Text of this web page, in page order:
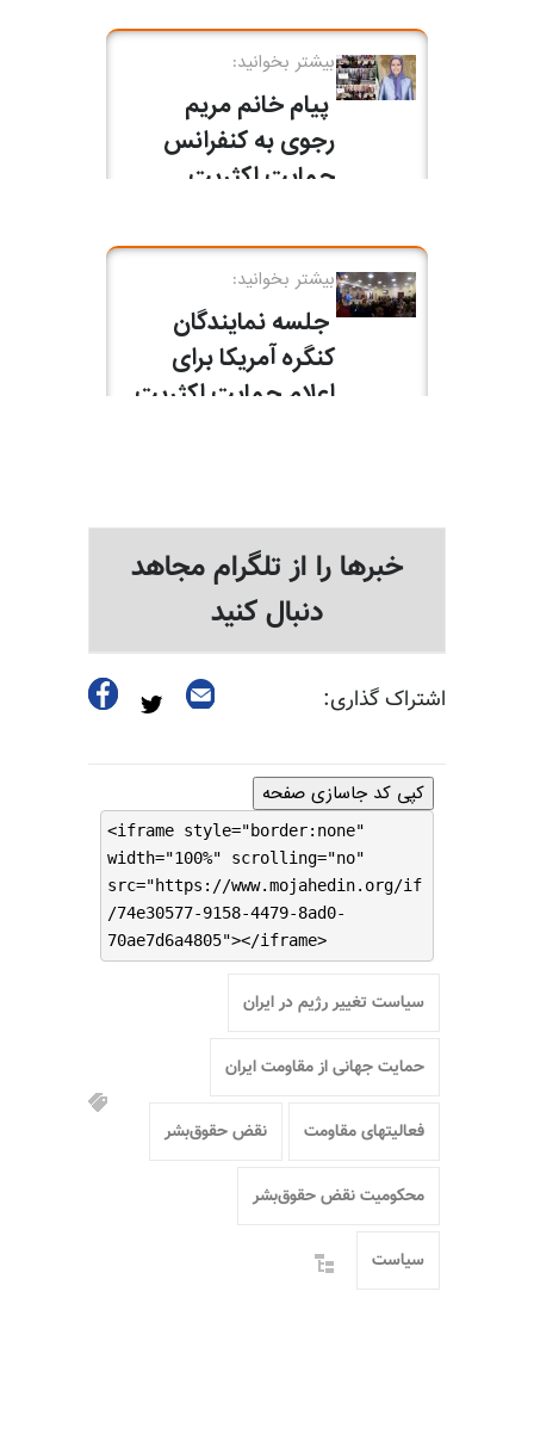
خبرها را از تلگرام مجاهد
دنبال کنید
اشتراک گذاری:
کپی کد جاسازی صفحه
<iframe style="border:none"
width="100%" scrolling="no"
src="https://www.mojahedin.org/if
/74e30577-9158-4479-8ad0-
70ae7d6a4805"></iframe>
سیاست تغییر رژیم در ایران
حمایت جهانی از مقاومت ایران
فعالیتهای مقاومت نقض حقوق‌بشر
محکومیت نقض حقوق‌بشر
سیاست